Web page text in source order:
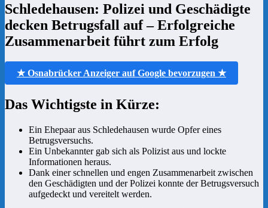
Schledehausen: Polizei und Geschädigte
decken Betrugsfall auf – Erfolgreiche
Zusammenarbeit führt zum Erfolg
★ Osnabrücker Anzeiger auf Google bevorzugen ★
Das Wichtigste in Kürze:
Ein Ehepaar aus Schledehausen wurde Opfer eines
Betrugsversuchs.
Ein Unbekannter gab sich als Polizist aus und lockte
Informationen heraus.
Dank einer schnellen und engen Zusammenarbeit zwischen
den Geschädigten und der Polizei konnte der Betrugsversuch
aufgedeckt und vereitelt werden.